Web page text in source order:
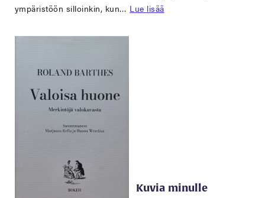
ympäristöön silloinkin, kun… Lue lisää
Kuvia minulle